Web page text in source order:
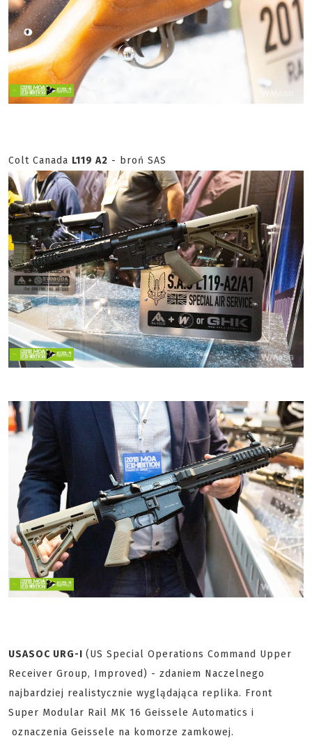
Colt Canada L119 A2 - broń SAS
USASOC URG-I (US Special Operations Command Upper
Receiver Group, Improved) - zdaniem Naczelnego
najbardziej realistycznie wyglądająca replika. Front
Super Modular Rail MK 16 Geissele Automatics i
oznaczenia Geissele na komorze zamkowej.